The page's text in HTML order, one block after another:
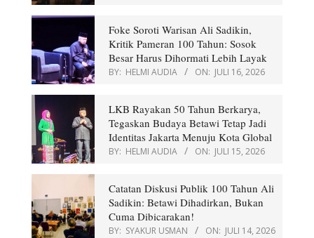
Foke Soroti Warisan Ali Sadikin,
Kritik Pameran 100 Tahun: Sosok
Besar Harus Dihormati Lebih Layak
BY: HELMI AUDIA ON: JULI 16, 2026
LKB Rayakan 50 Tahun Berkarya,
Tegaskan Budaya Betawi Tetap Jadi
Identitas Jakarta Menuju Kota Global
BY: HELMI AUDIA ON: JULI 15, 2026
Catatan Diskusi Publik 100 Tahun Ali
Sadikin: Betawi Dihadirkan, Bukan
Cuma Dibicarakan!
BY: SYAKUR USMAN ON: JULI 14, 2026